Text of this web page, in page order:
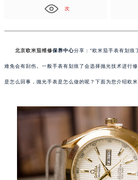
次
北京欧米茄维修保养中心分享："欧米茄手表有划痕
难免会有刮伤。一般手表有划痕了会选择抛光技术进行
是怎么回事，抛光手表是怎么做的呢？下面为您介绍欧米